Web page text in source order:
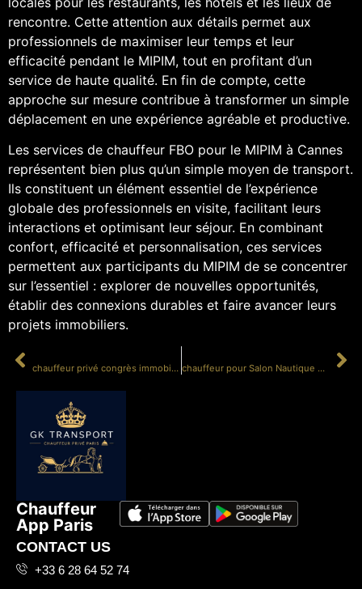
rencontre. Cette attention aux détails permet aux
professionnels de maximiser leur temps et leur
efficacité pendant le MIPIM, tout en profitant d’un
service de haute qualité. En fin de compte, cette
approche sur mesure contribue à transformer un simple
déplacement en une expérience agréable et productive.
Les services de chauffeur FBO pour le MIPIM à Cannes
représentent bien plus qu’un simple moyen de transport.
Ils constituent un élément essentiel de l’expérience
globale des professionnels en visite, facilitant leurs
interactions et optimisant leur séjour. En combinant
confort, efficacité et personnalisation, ces services
permettent aux participants du MIPIM de se concentrer
sur l’essentiel : explorer de nouvelles opportunités,
établir des connexions durables et faire avancer leurs
projets immobiliers.
chauffeur privé congrès immobilier Cannes chauffeur pour Salon Nautique Paris
Chauffeur
App Paris
CONTACT US
+33 6 28 64 52 74